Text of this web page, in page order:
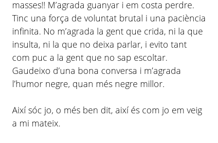
masses!! M’agrada guanyar i em costa perdre.
Tinc una força de voluntat brutal i una paciència
infinita. No m’agrada la gent que crida, ni la que
insulta, ni la que no deixa parlar, i evito tant
com puc a la gent que no sap escoltar.
Gaudeixo d’una bona conversa i m’agrada
l’humor negre, quan més negre millor.
Així sóc jo, o més ben dit, així és com jo em veig
a mi mateix.